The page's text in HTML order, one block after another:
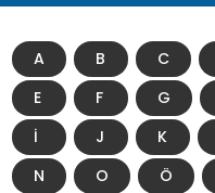
A B C
E
F G
İ
J K
N
O Ö